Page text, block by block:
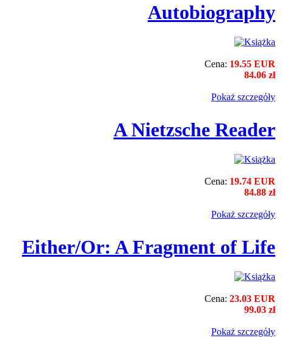
Autobiography
Cena: 19.55 EUR
84.06 zł
Pokaż szczegόły
A Nietzsche Reader
Cena: 19.74 EUR
84.88 zł
Pokaż szczegόły
Either/Or: A Fragment of Life
Cena: 23.03 EUR
99.03 zł
Pokaż szczegόły